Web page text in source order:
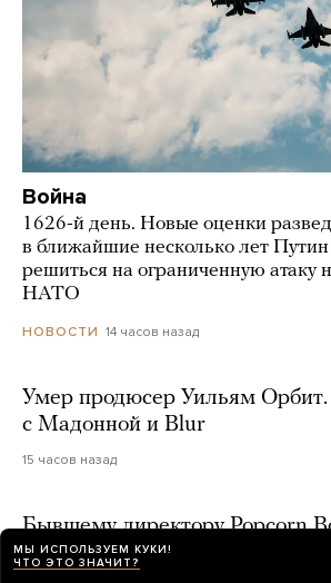
Война
1626-й день. Новые оценки
в ближайшие несколько лет
решиться на ограниченную атаку
НАТО
НОВОСТИ 14 часов назад
Умер продюсер Уильям Орбит.
с Мадонной и Blur
15 часов назад
Бывшему директору Popcorn
Протопопову назначили
МЫ ИСПОЛЬЗУЕМ КУКИ!
ЧТО ЭТО ЗНАЧИТ?